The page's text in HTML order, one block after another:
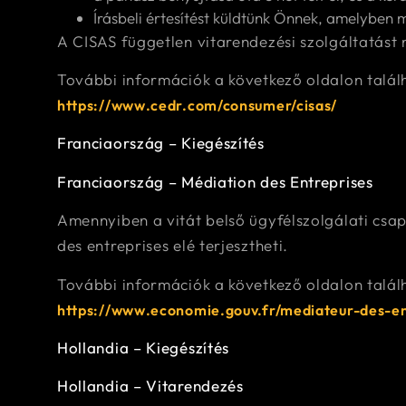
Írásbeli értesítést küldtünk Önnek, amelyben
A CISAS független vitarendezési
További információk a következő oldalon
https://www.cedr.com/consumer/cisas/
Franciaország – Kiegészítés
Franciaország – Médiation des Entreprises
Amennyiben a vitát belső ügyfélszolgálati
des entreprises elé terjesztheti.
További információk a következő oldalon
https://www.economie.gouv.fr/mediateur-des-
Hollandia – Kiegészítés
Hollandia – Vitarendezés